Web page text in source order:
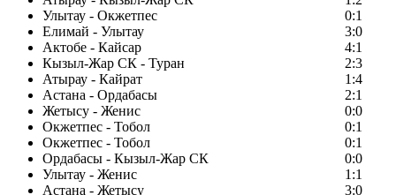
Улытау - Окжетпес
0:1
Елимай - Улытау
3:0
Актобе - Кайсар
4:1
Кызыл-Жар СК - Туран
2:3
Атырау - Кайрат
1:4
Астана - Ордабасы
2:1
Жетысу - Женис
0:0
Окжетпес - Тобол
0:1
Окжетпес - Тобол
0:1
Ордабасы - Кызыл-Жар СК
0:0
Улытау - Женис
1:1
Астана - Жетысу
3:0